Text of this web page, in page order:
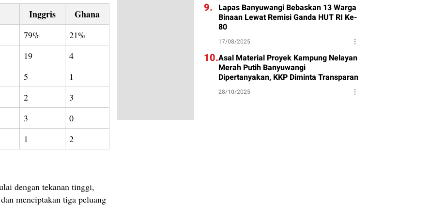
Inggris Ghana
79%
21%
19
4
5
1
2
3
3
0
1 2
dengan tekanan tinggi,
menciptakan tiga peluang
9. Lapas Banyuwangi Bebaskan 13 Warga
Binaan Lewat Remisi Ganda HUT RI Ke-
80
17/08/2025
10.Asal Material Proyek Kampung Nelayan
Merah Putih Banyuwangi
Dipertanyakan, KKP Diminta Transparan
28/10/2025